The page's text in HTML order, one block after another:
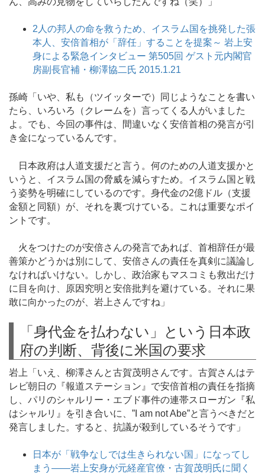
2人の邦人の命を救うため、イスラム国を挑発した張
本人、安倍首相が「辞任」することを提案～ 岩上安
身による緊急インタビュー 第505回 ゲスト元内閣官
房副長官補・柳澤協二氏 2015.1.21
孫崎「いや、私も（ツイッターで）同じようなことを書い
たら、いろいろ（クレームを）言ってくる人がいました
よ。でも、今回の事件は、間違いなく安倍首相の発言が引
き金になっているんです。
日本政府は人道支援だと言う。何のための人道支援かと
いうと、イスラム国の脅威を減らすため。イスラム国と戦
う姿勢を明確にしているのです。身代金の2億ドル（支援
金額と同額）が、それを裏づけている。これは重要なポイ
ントです。
火をつけたのが安倍さんの発言であれば、首相辞任が最
善策かどうかは別にして、安倍さんの責任を真剣に議論し
なければいけない。しかし、政治家もマスコミも救出だけ
に目を向け、原因究明と安倍批判を避けている。それに果
敢に向かったのが、岩上さんですね」
「身代金を払わない」という日本政
府の判断、背後に米国の要求
岩上「いえ、柳澤さんと古賀茂明さんです。古賀さんはテ
レビ朝日の『報道ステーション』で安倍首相の責任を指摘
し、パリのシャルリー・エブド事件の連帯スローガン『私
はシャルリ』を引き合いに、”I am not Abe”と言うべきだと
発言しました。すると、抗議が殺到しているそうです」
日本が「戦争なしでは生きられない国」になってし
まう――岩上安身が元経産官僚・古賀茂明氏に聞く